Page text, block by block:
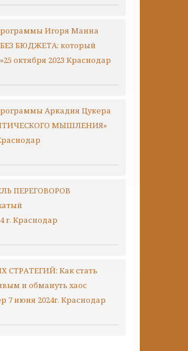
Игоря Манна
БЮДЖЕТА: который
октября 2023 Краснодар
Аркадия Цукера
МЫШЛЕНИЯ»
ПЕРЕГОВОРОВ
г. Краснодар
СТРАТЕГИЙ: Как стать
и обмануть хаос
7 июня 2024г. Краснодар